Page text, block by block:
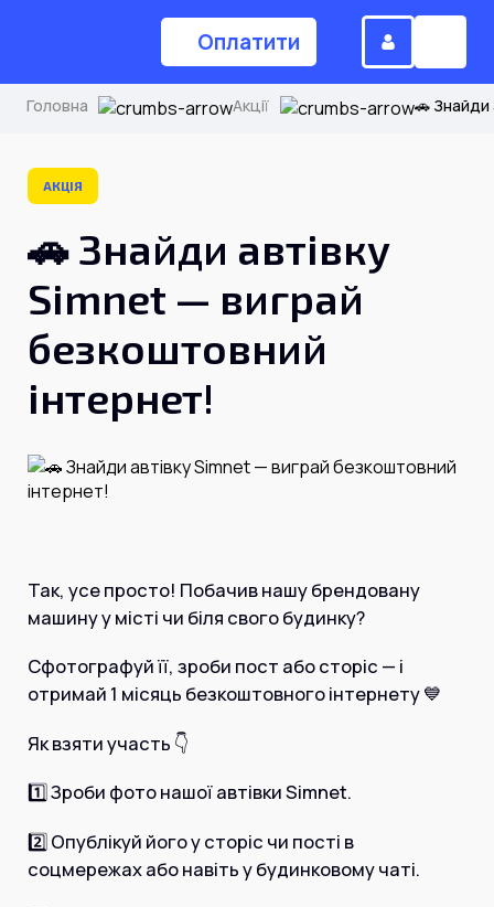
Оплатити
Для дому
Головна
Акції
Інтернет
Інтернет+ТБ
Про нас
Допомога
Контакти
Інше
Для дому
Для бізнесу
Карта покриття
Магазин
Замовити дзвінок
info@simnet.kiev.ua
Технічна підтримка:
Головна Акції 🚗 Знайди
АКЦІЯ
🚗 Знайди автівку
Simnet — виграй
безкоштовний
інтернет!
Так, усе просто! Побачив нашу брендовану
машину у місті чи біля свого будинку?
Сфотографуй її, зроби пост або сторіс — і
отримай 1 місяць безкоштовного інтернету 💙
Як взяти участь 👇
1️⃣ Зроби фото нашої автівки Simnet.
2️⃣ Опублікуй його у сторіс чи пості в
соцмережах або навіть у будинковому чаті.